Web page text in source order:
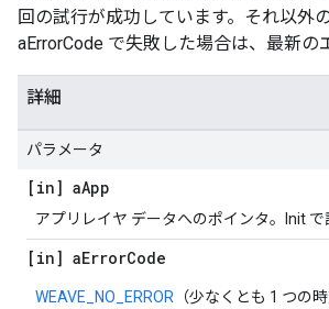
回の試行が成功しています。それ以外
aErrorCode で失敗した場合は、最新の
詳細
パラメータ
[in] aApp
アプリレイヤ データへのポインタ。Init で
[in] aErrorCode
WEAVE_NO_ERROR （少なくとも 1 つの